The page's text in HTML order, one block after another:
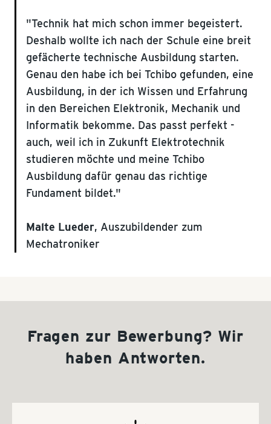
"Technik hat mich schon immer begeistert.
Deshalb wollte ich nach der Schule eine breit
gefächerte technische Ausbildung starten.
Genau den habe ich bei Tchibo gefunden, eine
Ausbildung, in der ich Wissen und Erfahrung
in den Bereichen Elektronik, Mechanik und
Informatik bekomme. Das passt perfekt -
auch, weil ich in Zukunft Elektrotechnik
studieren möchte und meine Tchibo
Ausbildung dafür genau das richtige
Fundament bildet."
Malte Lueder, Auszubildender zum
Mechatroniker
Fragen zur Bewerbung? Wir
haben Antworten.